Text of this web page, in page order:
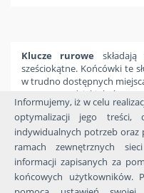
Klucze rurowe
sześciokątne. Końcówki te
w trudno dostępnych
są otwory dzięki którym
ułatwi odkręcenie śruby.
O nas Metody płatności i
Informujemy, iż w celu
optymalizacji jego treści,
indywidualnych potrzeb oraz
ramach zewnętrznych
informacji zapisanych za
końcowych użytkowników.